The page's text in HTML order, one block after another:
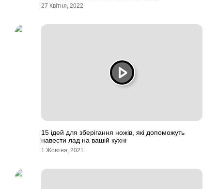
27 Квітня, 2022
15 ідей для зберігання ножів, які допоможуть
навести лад на вашій кухні
1 Жовтня, 2021